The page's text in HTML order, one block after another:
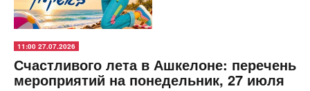
11:00 27.07.2026
Счастливого лета в Ашкелоне: перечень
мероприятий на понедельник, 27 июля